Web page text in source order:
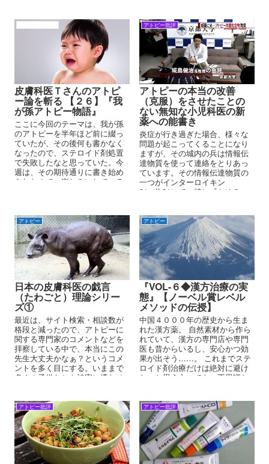
皮膚科医Ｔさんのアトピ
ー論を斬る 【２６】『我
が孫アトピー物語』
ここに今回のテーマは、我が孫
のアトピーを半年ほど前に綴っ
ていたが、その後何も書かなく
なったので、ステロイド剤処置
で失敗したなと思っていた。今
週は、その期待通りに書き始め
られたので、楽しみにしている
アトピー批評
アトピーの本当の改善
（克服）をさせたことの
ない無知な小児科医の新
薬への能書き
炎症が行き過ぎた場合、様々な
問題が起こってくることになり
ますが、その城内の兵は情報伝
達物質を使って連絡をとりあっ
ています。その情報伝達物質の
一つがインターロイキン
31（IL31）で、特に『かゆみ』
める薬がネモリズマブです。
アトピー
日本の皮膚科医の戯言
（たわごと）理論シリー
ズ①
最近は、サイト検索・相談数が
格段と減ったので、アトピーに
関する専門家のコメントなどを
拝察している中で、本当にこの
先生大丈夫かなぁ？というコメ
ントを多く目にする。いままで
多くの子供たちを被害に遭わせ
い皮膚科医の現状をここに掲載
してゆこうと思う。
アトピー
『VOL-６◆漢方治療の実
態』【ノーベル賞レベル
メソッドの伝授】
中国４０００年の歴史から生ま
れた漢方薬。 自然素材から作ら
れていて、漢方の専門店や専門
医も昔からいるし、安心かつ効
果が出そう……。 これまでステ
ロイド剤治療だけは絶対に避け
たいと思う方々でも、不思議と
アトピー批評 アトピー批評